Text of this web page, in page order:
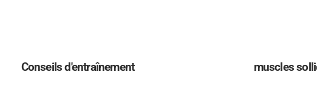
Conseils d'entraînement muscles